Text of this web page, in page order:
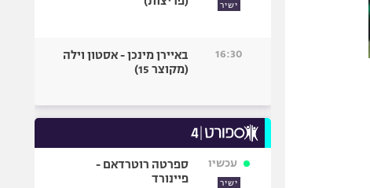
ישיר
16:30
באיירן מינכן - אסטון וילה
(מקוצר 15)
עכשיו
ישיר
ספרטה רוטרדאם -
פיינורד